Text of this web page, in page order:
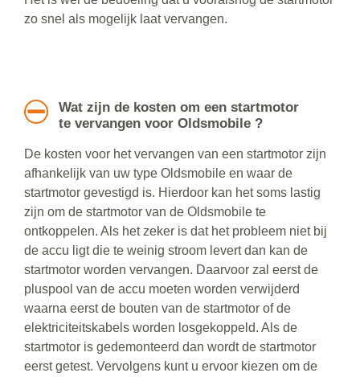
zo snel als mogelijk laat vervangen.
Wat zijn de kosten om een startmotor
te vervangen voor Oldsmobile ?
De kosten voor het vervangen van een startmotor zijn
afhankelijk van uw type Oldsmobile en waar de
startmotor gevestigd is. Hierdoor kan het soms lastig
zijn om de startmotor van de Oldsmobile te
ontkoppelen. Als het zeker is dat het probleem niet bij
de accu ligt die te weinig stroom levert dan kan de
startmotor worden vervangen. Daarvoor zal eerst de
pluspool van de accu moeten worden verwijderd
waarna eerst de bouten van de startmotor of de
elektriciteitskabels worden losgekoppeld. Als de
startmotor is gedemonteerd dan wordt de startmotor
eerst getest. Vervolgens kunt u ervoor kiezen om de